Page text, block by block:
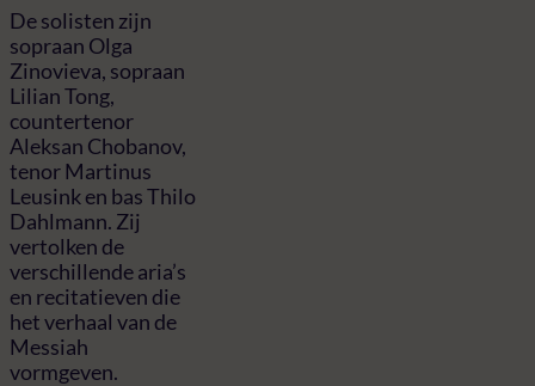
De solisten zijn
sopraan Olga
Zinovieva, sopraan
Lilian Tong,
countertenor
Aleksan Chobanov,
tenor Martinus
Leusink en bas Thilo
Dahlmann. Zij
vertolken de
verschillende aria’s
en recitatieven die
het verhaal van de
Messiah
vormgeven.